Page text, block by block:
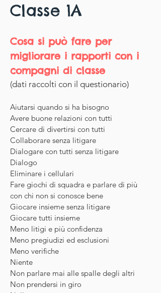
Classe 1A
Cosa si può fare per
migliorare i rapporti con i
compagni di classe
(dati raccolti con il questionario)
Aiutarsi quando si ha bisogno
Avere buone relazioni con tutti
Cercare di divertirsi con tutti
Collaborare senza litigare
Dialogare con tutti senza litigare
Dialogo
Eliminare i cellulari
Fare giochi di squadra e parlare di più
con chi non si conosce bene
Giocare insieme senza litigare
Giocare tutti insieme
Meno litigi e più confidenza
Meno pregiudizi ed esclusioni
Meno verifiche
Niente
Non parlare mai alle spalle degli altri
Non prendersi in giro